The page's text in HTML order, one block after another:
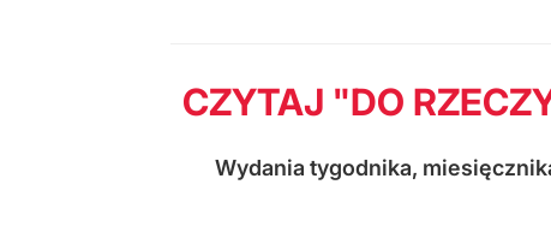
CZYTAJ "DO
Wydania tygodnika,